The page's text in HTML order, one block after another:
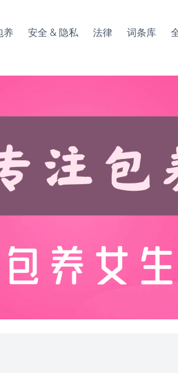
养 安全 & 隐私 法律 词条库